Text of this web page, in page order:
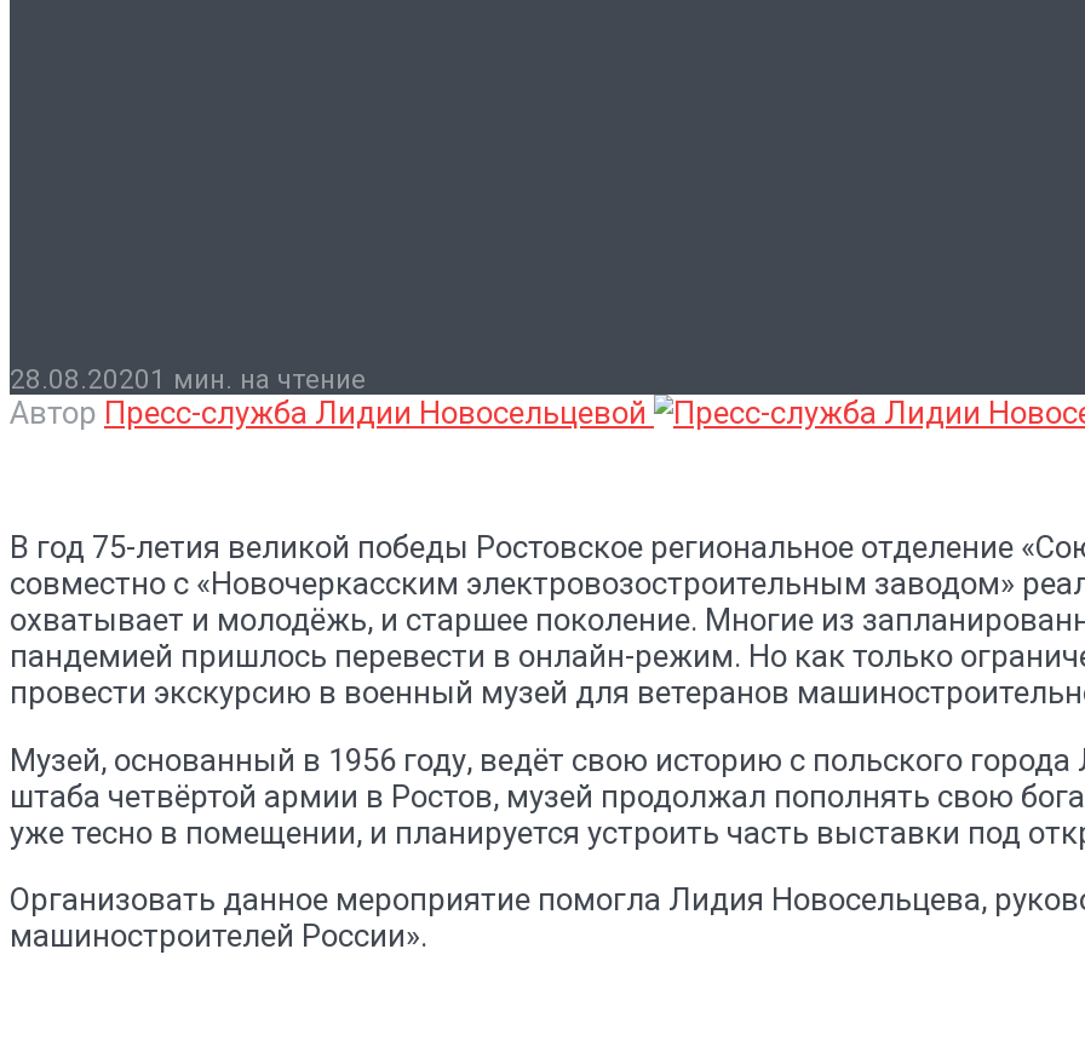
28.08.20201 мин. на чтение
Автор Пресс-служба Лидии Новосельцевой
В год 75-летия великой победы Ростовское региональное отделение
совместно с «Новочеркасским электровозостроительным заводом»
охватывает и молодёжь, и старшее поколение. Многие из
пандемией пришлось перевести в онлайн-режим. Но как только
провести экскурсию в военный музей для ветеранов
Музей, основанный в 1956 году, ведёт свою историю с польского
штаба четвёртой армии в Ростов, музей продолжал пополнять свою
уже тесно в помещении, и планируется устроить часть выставки под
Организовать данное мероприятие помогла Лидия Новосельцева,
машиностроителей России».